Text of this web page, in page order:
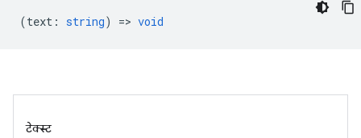
(text : string) => void
टेक्स्ट